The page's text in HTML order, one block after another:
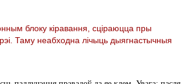
блоку кіравання, сціраюцца пры
Таму неабходна лічыць дыягнастычныя